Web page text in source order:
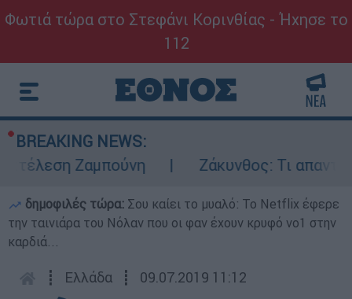
Φωτιά τώρα στο Στεφάνι Κορινθίας - Ήχησε το
112
BREAKING NEWS:
Ζαμπούνη
Ζάκυνθος: Τι απαντά
δημοφιλές τώρα: Σου καίει το μυαλό: Το Netflix έφερε
την ταινιάρα του Νόλαν που οι φαν έχουν κρυφό νο1 στην
καρδιά...
┋ Ελλάδα ┋ 09.07.2019 11:12